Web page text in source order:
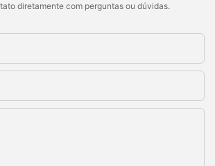
diretamente com perguntas ou dúvidas.